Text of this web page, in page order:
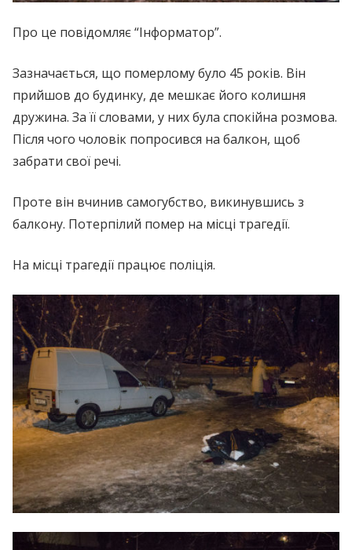
Про це повідомляє “Інформатор”.
Зазначається, що померлому було 45 років. Він
прийшов до будинку, де мешкає його колишня
дружина. За її словами, у них була спокійна розмова.
Після чого чоловік попросився на балкон, щоб
забрати свої речі.
Проте він вчинив самогубство, викинувшись з
балкону. Потерпілий помер на місці трагедії.
На місці трагедії працює поліція.